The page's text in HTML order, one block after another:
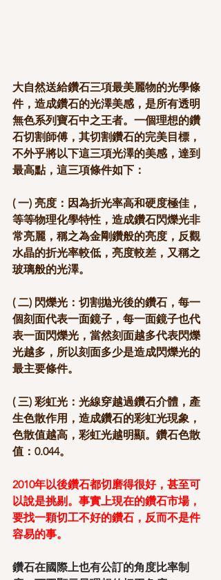
大自然送給鑽石三項最美麗物的光學條
件，造成鑽石的光澤美感，是所有透明
無色系列寶石中之王者。一個理想的鑽
石切割師傅，其切割鑽石的完美目標，
不外乎將以下這三項光澤的美感，達到
最高點，這三項條件如下：
( 一) 亮度：因為折光率高和硬度極佳，
等等物理化學特性，造成鑽石閃爍光非
常亮麗，稱之為金剛鑽般的亮度，反觀
水晶的折光率較低，亮度較差，又稱之
玻璃般的光澤。
( 二) 閃爍光：切割拋光後的鑽石，每一
個刻面代表一面鏡子，每一面鏡子也代
表一面閃爍光，當然刻面越多代表閃爍
光越多，所以刻面多少是造成閃爍光的
最主要條件。
( 三) 彩虹光：光線穿越過鑽石介體，產
生色散作用，造成鑽石的彩虹光現象，
色散值越高，彩虹光越明顯。鑽石色散
值：0.044。
2010年以後鑽石都切磨得很好，甚至可
以說是挑剔。事實上現在的鑽石市場，
要找一顆切工不好的鑽石，反而不是件
容易的事。
鑽石在國際上也有公訂的角度比率制